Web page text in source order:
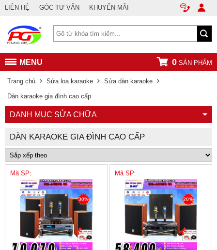
LIÊN HỆ GÓC TƯ VẤN KHUYẾN MÃI
MENU 0 SẢN PHẨM
Trang chủ Sửa loa karaoke Sửa dàn karaoke
Dàn karaoke gia đình cao cấp
DANH MỤC SỬA CHỮA
DÀN KARAOKE GIA ĐÌNH CAO CẤP
Mã SP: Mã SP: